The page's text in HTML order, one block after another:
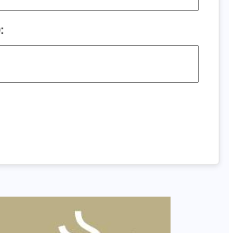
Co warto o niej wiedzieć?
na jubileuszowy Bieg
odkrywają trasę dzień po
największych maratonów w
Mistrzostw Polski
Warszawskiego w historii.
pobiegło dla Bohaterów!